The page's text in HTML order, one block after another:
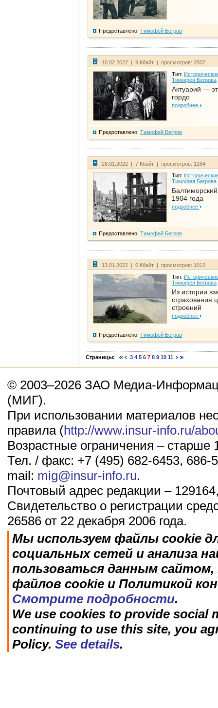
Предоставлено: Тимофей Бегров
10.02.2022 | 9 Кбайт | просмотров: 2507
Тип:
Тимофея Бегрова
Актуарий —
гордо
подробнее
Предоставлено: Тимофей Бегров
28.01.2022 | 7 Кбайт | просмотров: 1284
Тип:
Тимофея Бегрова
1904 года
подробнее
Предоставлено: Тимофей Бегров
13.01.2022 | 6 Кбайт | просмотров: 1012
Тип:
Тимофея Бегрова
Из истории
страхования
строений
подробнее
Предоставлено: Тимофей Бегров
Страницы: 3 4 5 6 7 8 9 10 11
© 2003–2026 ЗАО Медиа-
(МИГ).
При использовании материалов
правила (http://www.insur-info.ru/
Возрастные ограничения – старше
Тел. / факс: +7 (495) 682-6453, 686-
mail: mig@insur-info.ru.
Почтовый адрес редакции –
Свидетельство о регистрации
26586 от 22 декабря 2006 года.
Мы используем файлы cookie
социальных сетей и анализа
пользоваться данным
файлов cookie и Политикой
Смотрите подробности.
We use cookies to provide social
continuing to use this site, you
Policy. See details.